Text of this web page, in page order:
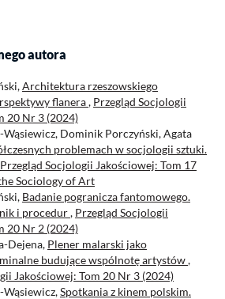
autora
Architektura rzeszowskiego
flanera, Przegląd Socjologii
20 Nr 3 (2024)
Dominik Porczyński, Agata
problemach w socjologii sztuki.
Przegląd Socjologii Jakościowej: Tom 17
Sociology of Art
Badanie pogranicza fantomowego.
i procedur, Przegląd Socjologii
20 Nr 2 (2024)
Dejena, Plener malarski jako
budujące wspólnotę artystów,
Jakościowej: Tom 20 Nr 3 (2024)
Spotkania z kinem polskim.